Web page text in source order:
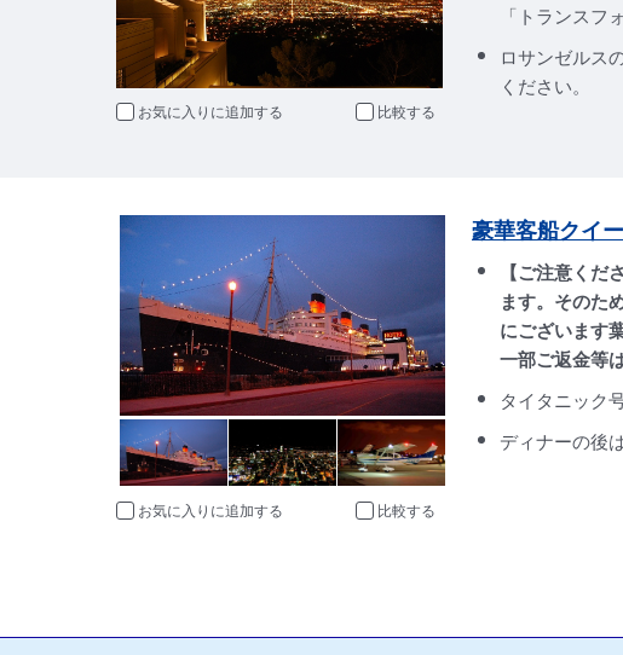
お気に入りに追加 比較
「トランスフ
ロサンゼルス
ください。
お気に入りに追加 比較
豪華客船クイ
【ご注意くだ
ます。そのた
にございます
一部ご返金等
タイタニック
ディナーの後